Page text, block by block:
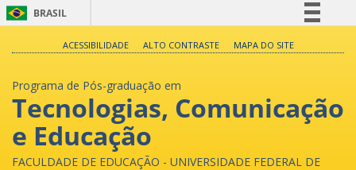
BRASIL
Acesso à informação
Canais
ACESSIBILIDADE ALTO CONTRASTE MAPA DO SITE
Programa de Pós-graduação em
Tecnologias, Comunicação
e Educação
FACULDADE DE EDUCAÇÃO - UNIVERSIDADE FEDERAL DE